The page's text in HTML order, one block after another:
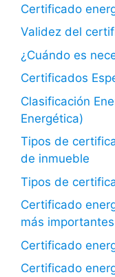
Certificado
Validez del
¿Cuándo es
Certificados
Clasificación
Energética)
Tipos de
de inmueble
Tipos de
Certificado
más
Certificado
Certificado